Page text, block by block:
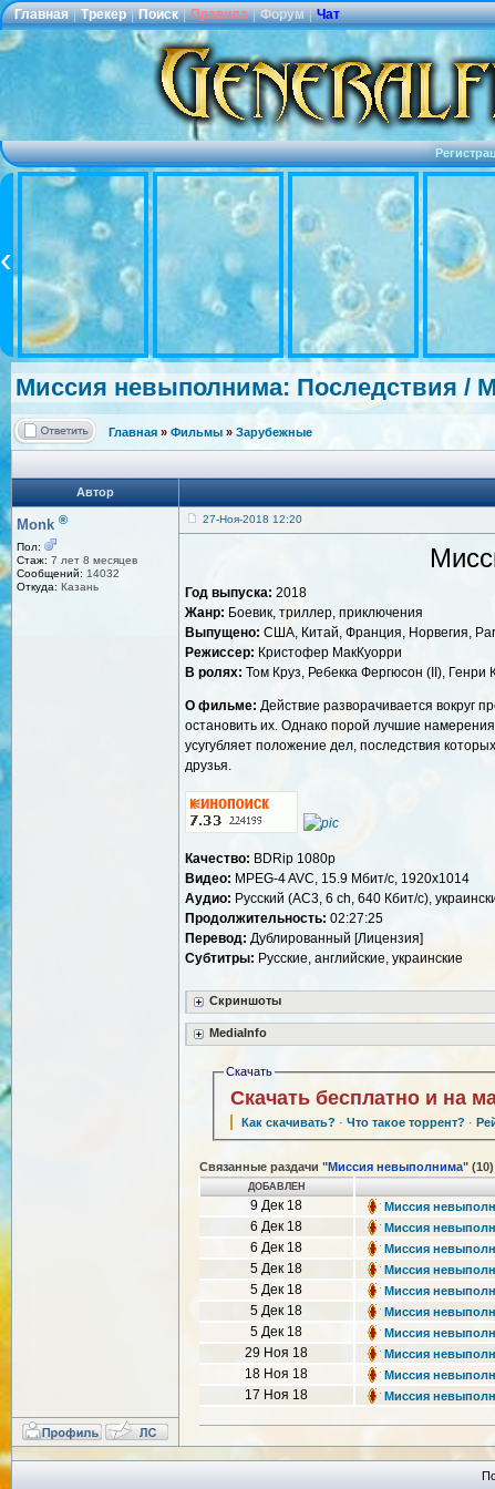
Главная | Трекер | Поиск | Правила | Форум | Чат
Миссия невыполнима: Последствия /
Главная » Фильмы » Зарубежные
Автор
Monk ®
Пол:
Стаж: 7 лет 8 месяцев
Сообщений: 14032
Откуда: Казань
27-Ноя-2018 12:20
Год выпуска: 2018
Жанр: Боевик, триллер, приключения
Выпущено: США, Китай, Франция, Норвегия,
Режиссер: Кристофер МакКуорри
В ролях: Том Круз, Ребекка Фергюсон (II),
О фильме: Действие разворачивается вокруг
остановить их. Однако порой лучшие
усугубляет положение дел, последствия
друзья.
Качество: BDRip 1080p
Видео: MPEG-4 AVC, 15.9 Mбит/с, 1920x1014
Аудио: Русский (AC3, 6 ch, 640 Кбит/с),
Продолжительность: 02:27:25
Перевод: Дублированный [Лицензия]
Субтитры: Русские, английские, украинские
Скриншоты
MediaInfo
Скачать
Скачать бесплатно и на
Как скачивать? ·Что такое торрент? ·
Связанные раздачи "Миссия невыполнима"
ДОБАВЛЕН
9 Дек 18 Миссия
6 Дек 18
Миссия
6 Дек 18
Миссия
5 Дек 18
Миссия
5 Дек 18
Миссия
5 Дек 18
Миссия
5 Дек 18
Миссия
29 Ноя 18
Миссия
18 Ноя 18
Миссия
17 Ноя 18
Миссия